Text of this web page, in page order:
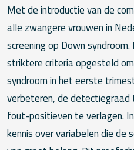
Met de introductie van de
alle zwangere vrouwen in
screening op Down
striktere criteria opgesteld
syndroom in het eerste
verbeteren, de
fout-positieven te verlagen.
kennis over variabelen die de